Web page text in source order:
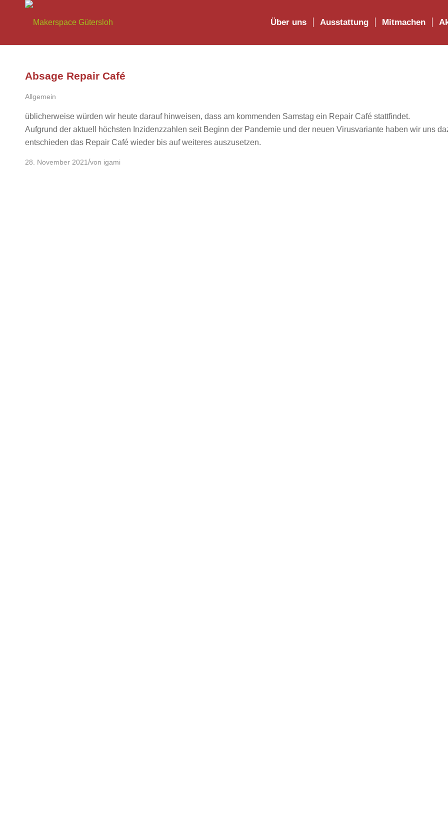
Über uns Ausstattung Mitmachen
Absage Repair Café
Allgemein
üblicherweise würden wir heute darauf hinweisen, dass am kommenden Samstag ein Repair Café stattfindet.
Aufgrund der aktuell höchsten Inzidenzzahlen seit Beginn der Pandemie und der neuen Virusvariante haben wir uns
entschieden das Repair Café wieder bis auf weiteres auszusetzen.
28. November 2021/von igami